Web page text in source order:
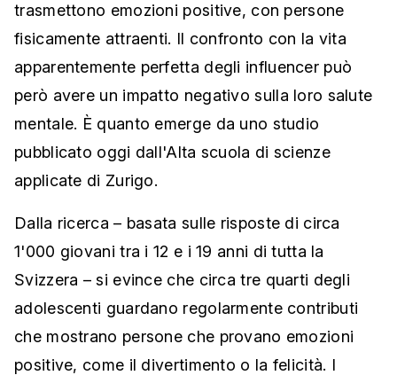
trasmettono emozioni positive, con persone
fisicamente attraenti. Il confronto con la vita
apparentemente perfetta degli influencer può
però avere un impatto negativo sulla loro salute
mentale. È quanto emerge da uno studio
pubblicato oggi dall'Alta scuola di scienze
applicate di Zurigo.
Dalla ricerca – basata sulle risposte di circa
1'000 giovani tra i 12 e i 19 anni di tutta la
Svizzera – si evince che circa tre quarti degli
adolescenti guardano regolarmente contributi
che mostrano persone che provano emozioni
positive, come il divertimento o la felicità. I